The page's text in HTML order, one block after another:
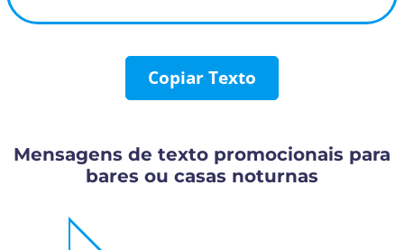
Copiar Texto
Mensagens de texto promocionais para
bares ou casas noturnas